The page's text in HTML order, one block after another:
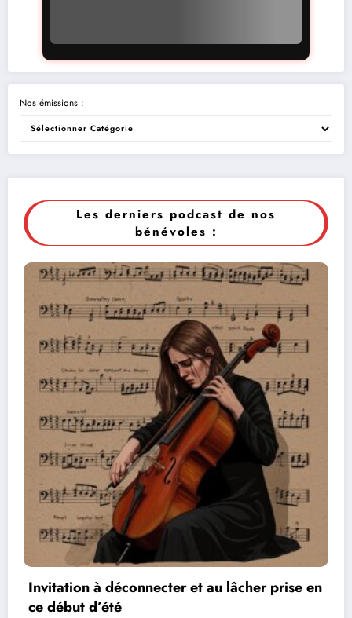
Nos émissions :
Les derniers podcast de nos
bénévoles :
en
Les réseaux de communication entre
vidéos